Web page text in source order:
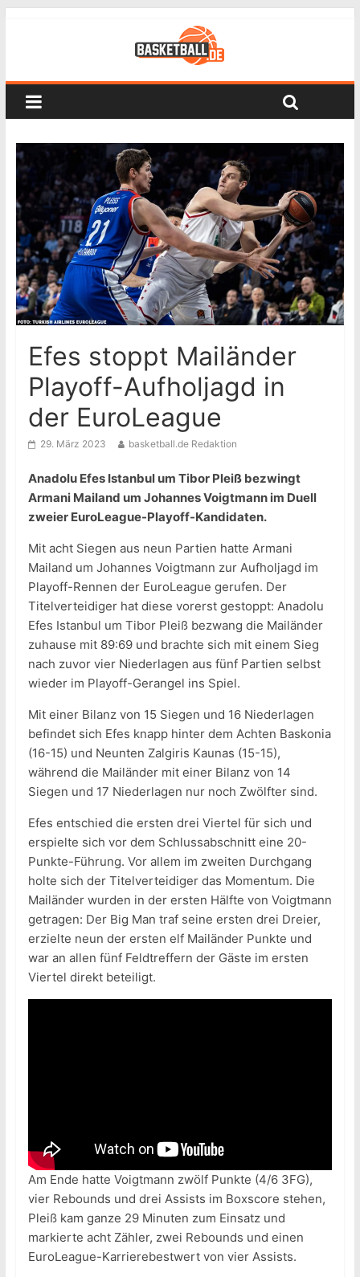
Efes stoppt Mailänder
Playoff-Aufholjagd in
der EuroLeague
29. März 2023 basketball.de Redaktion
Anadolu Efes Istanbul um Tibor Pleiß bezwingt
Armani Mailand um Johannes Voigtmann im Duell
zweier EuroLeague-Playoff-Kandidaten.
Mit acht Siegen aus neun Partien hatte Armani
Mailand um Johannes Voigtmann zur Aufholjagd im
Playoff-Rennen der EuroLeague gerufen. Der
Titelverteidiger hat diese vorerst gestoppt: Anadolu
Efes Istanbul um Tibor Pleiß bezwang die Mailänder
zuhause mit 89:69 und brachte sich mit einem Sieg
nach zuvor vier Niederlagen aus fünf Partien selbst
wieder im Playoff-Gerangel ins Spiel.
Mit einer Bilanz von 15 Siegen und 16 Niederlagen
befindet sich Efes knapp hinter dem Achten Baskonia
(16-15) und Neunten Zalgiris Kaunas (15-15),
während die Mailänder mit einer Bilanz von 14
Siegen und 17 Niederlagen nur noch Zwölfter sind.
Efes entschied die ersten drei Viertel für sich und
erspielte sich vor dem Schlussabschnitt eine 20-
Punkte-Führung. Vor allem im zweiten Durchgang
holte sich der Titelverteidiger das Momentum. Die
Mailänder wurden in der ersten Hälfte von Voigtmann
getragen: Der Big Man traf seine ersten drei Dreier,
erzielte neun der ersten elf Mailänder Punkte und
war an allen fünf Feldtreffern der Gäste im ersten
Viertel direkt beteiligt.
Am Ende hatte Voigtmann zwölf Punkte (4/6 3FG),
vier Rebounds und drei Assists im Boxscore stehen,
Pleiß kam ganze 29 Minuten zum Einsatz und
markierte acht Zähler, zwei Rebounds und einen
EuroLeague-Karrierebestwert von vier Assists.